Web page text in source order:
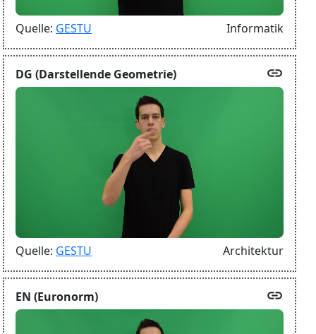
Quelle: GESTU Informatik
DG (Darstellende Geometrie) link
Quelle: GESTU Architektur
EN (Euronorm) link